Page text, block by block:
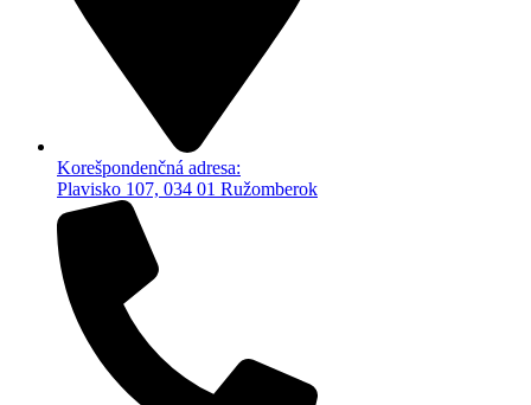
Korešpondenčná adresa:
Plavisko 107, 034 01 Ružomberok